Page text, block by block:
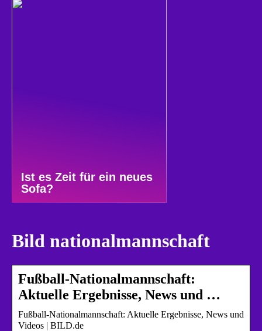
Ist es Zeit für ein neues
Sofa?
Bild nationalmannschaft
Fußball-Nationalmannschaft:
Aktuelle Ergebnisse, News und …
Fußball-Nationalmannschaft: Aktuelle Ergebnisse, News und
Videos | BILD.de